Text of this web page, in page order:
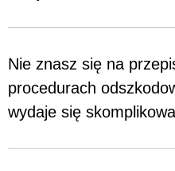
Nie znasz się na
procedurach
wydaje się